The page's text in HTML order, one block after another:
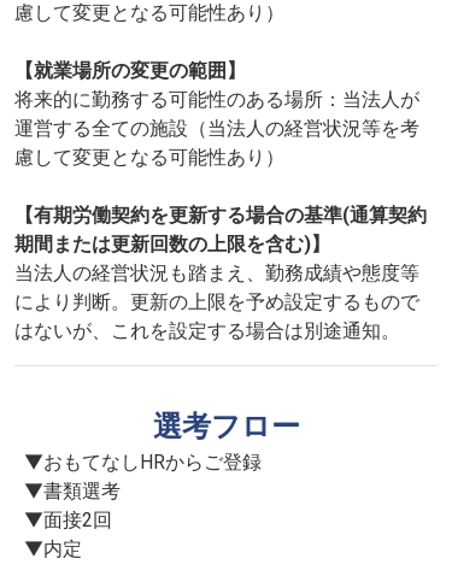
慮して変更となる可能性あり）
【就業場所の変更の範囲】
将来的に勤務する可能性のある場所：当法人が
運営する全ての施設（当法人の経営状況等を考
慮して変更となる可能性あり）
【有期労働契約を更新する場合の基準(通算契約
期間または更新回数の上限を含む)】
当法人の経営状況も踏まえ、勤務成績や態度等
により判断。更新の上限を予め設定するもので
はないが、これを設定する場合は別途通知。
選考フロー
▼おもてなしHRからご登録
▼書類選考
▼面接2回
▼内定